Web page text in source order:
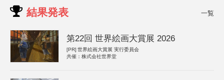
結果発表 一覧
第22回 世界絵画大賞展 2026
[PR] 世界絵画大賞展 実行委員会
共催：株式会社世界堂